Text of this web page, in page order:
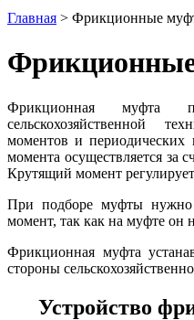
Главная > Фрикционные
Фрикционная муфта
сельскохозяйственной
моментов и периодических
момента осуществляется за
Крутящий момент
При подборе муфты нужно
момент, так как на муфте он
Фрикционная муфта
стороны
Устройство